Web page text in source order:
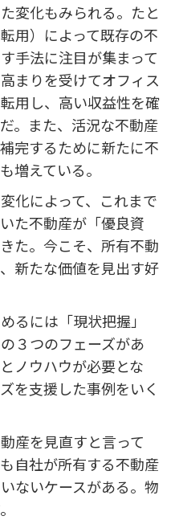
変化もみられる。たと
用）によって既存の不
手法に注目が集まって
まりを受けてオフィス
用し、高い収益性を確
。また、活況な不動産
完するために新たに不
増えている。
化によって、これまで
た不動産が「優良資
た。今こそ、所有不動
新たな価値を見出す好
るには「現状把握」
３つのフェーズがあ
ノウハウが必要とな
を支援した事例をいく
産を見直すと言って
自社が所有する不動産
ないケースがある。物